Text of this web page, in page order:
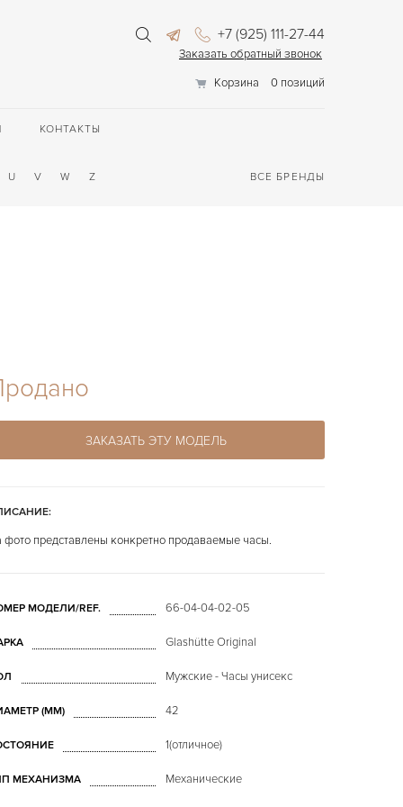
+7 (925) 111-27-44
Заказать обратный звонок
Корзина
0 позиций
КОНТАКТЫ
U V W Z ВСЕ БРЕНДЫ
ЗАКАЗАТЬ ЭТУ МОДЕЛЬ
фото представлены конкретно продаваемые часы.
МОДЕЛИ/REF. 66-04-04-02-05
Glashütte Original
Мужские - Часы унисекс
(MM) 42
1(отличное)
МЕХАНИЗМА Механические